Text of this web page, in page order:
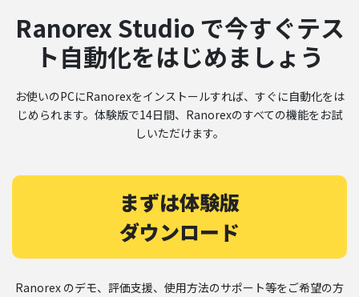
Ranorex Studio で今すぐテス
ト自動化をはじめましょう
お使いのPCにRanorexをインストールすれば、すぐに自動化をは
じめられます。体験版で14日間、Ranorexのすべての機能をお試
しいただけます。
まずは体験版
ダウンロード
Ranorex のデモ、評価支援、使用方法のサポート等をご希望の方